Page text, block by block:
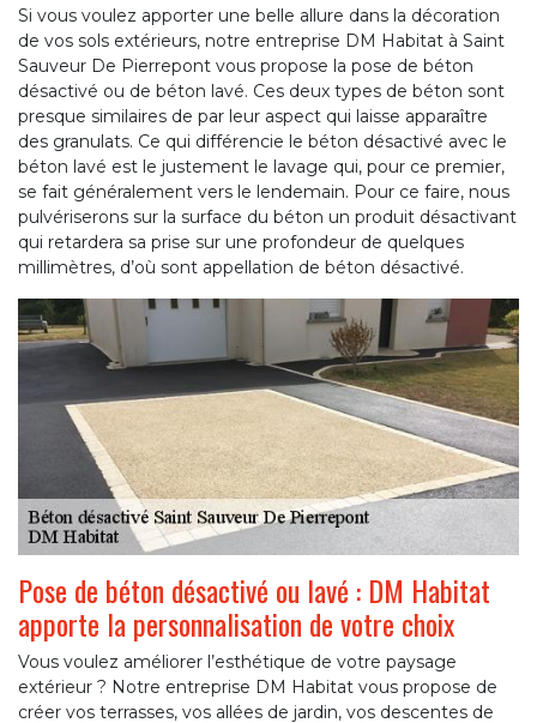
Si vous voulez apporter une belle allure dans la décoration
de vos sols extérieurs, notre entreprise DM Habitat à Saint
Sauveur De Pierrepont vous propose la pose de béton
désactivé ou de béton lavé. Ces deux types de béton sont
presque similaires de par leur aspect qui laisse apparaître
des granulats. Ce qui différencie le béton désactivé avec le
béton lavé est le justement le lavage qui, pour ce premier,
se fait généralement vers le lendemain. Pour ce faire, nous
pulvériserons sur la surface du béton un produit désactivant
qui retardera sa prise sur une profondeur de quelques
millimètres, d’où sont appellation de béton désactivé.
Pose de béton désactivé ou lavé : DM Habitat
apporte la personnalisation de votre choix
Vous voulez améliorer l’esthétique de votre paysage
extérieur ? Notre entreprise DM Habitat vous propose de
créer vos terrasses, vos allées de jardin, vos descentes de